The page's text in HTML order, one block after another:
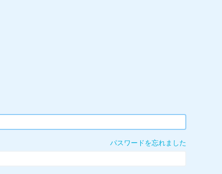
パスワードを忘れました